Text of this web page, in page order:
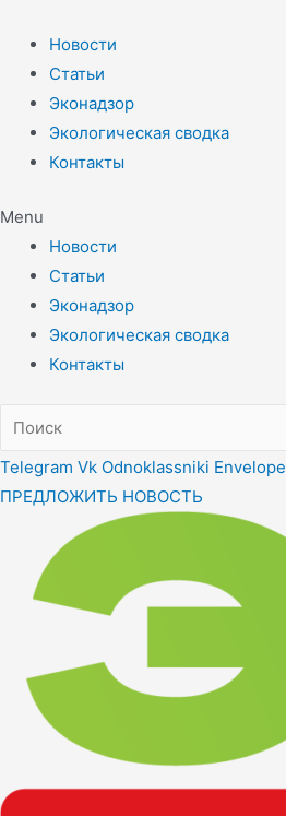
содержимому
Новости
Статьи
Эконадзор
Экологическая сводка
Контакты
Menu
Новости
Статьи
Эконадзор
Экологическая сводка
Контакты
Telegram Vk Odnoklassniki Envelope
ПРЕДЛОЖИТЬ НОВОСТЬ